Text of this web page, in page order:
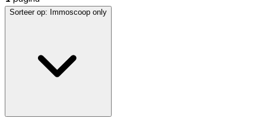
Sorteer op: Immoscoop only